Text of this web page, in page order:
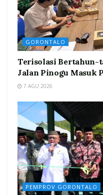
GORONTALO
Terisolasi Bertahun-
Jalan Pinogu Masuk
7 AGU 2026
PEMPROV GORONTALO